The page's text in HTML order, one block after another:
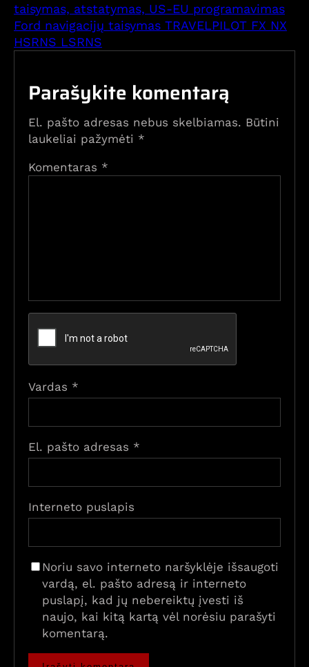
taisymas, atstatymas, US-EU programavimas
Ford navigacijų taisymas TRAVELPILOT FX NX
HSRNS LSRNS
Parašykite komentarą
El. pašto adresas nebus skelbiamas. Būtini
laukeliai pažymėti *
Komentaras *
Vardas *
El. pašto adresas *
Interneto puslapis
Noriu savo interneto naršyklėje išsaugoti
vardą, el. pašto adresą ir interneto
puslapį, kad jų nebereiktų įvesti iš
naujo, kai kitą kartą vėl norėsiu parašyti
komentarą.